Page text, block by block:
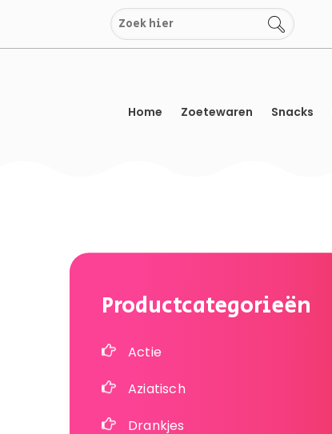
inhoud
Home Zoetewaren Snacks
Productcategorieën
Actie
Aziatisch
Drankjes